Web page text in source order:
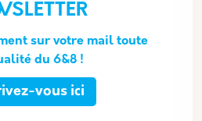
sur votre mail toute
du 6&8 !
vous ici